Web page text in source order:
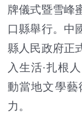
牌儀式暨雪峰
口縣舉行。中
縣人民政府正
入生活·扎根
動當地文學藝
力。